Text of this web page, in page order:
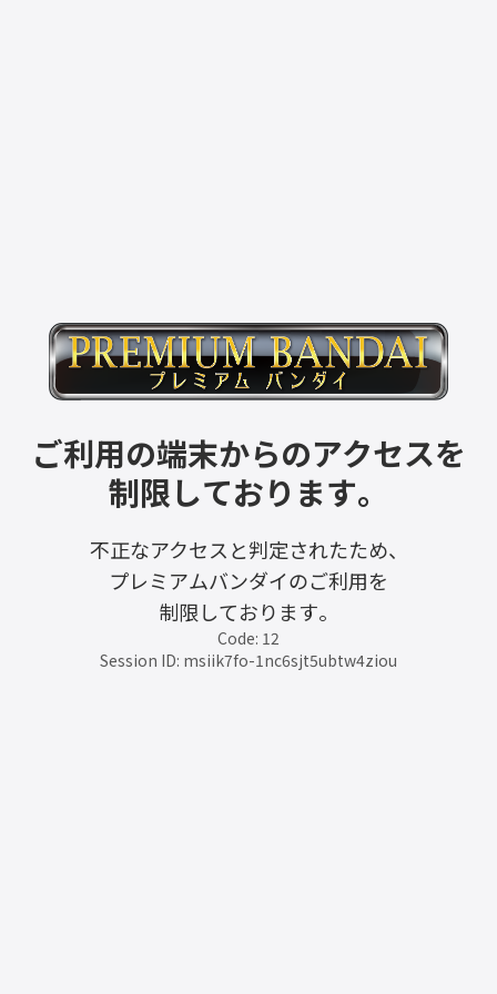
ご利用の端末からのアクセスを
制限しております。
不正なアクセスと判定されたため、
プレミアムバンダイのご利用を
制限しております。
Code: 12
Session ID: msiik7fo-1nc6sjt5ubtw4ziou